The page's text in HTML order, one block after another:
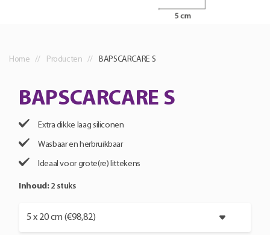
Home Producten BAPSCARCARE S
BAPSCARCARE S
Extra dikke laag siliconen
Wasbaar en herbruikbaar
Ideaal voor grote(re) littekens
Inhoud: 2 stuks